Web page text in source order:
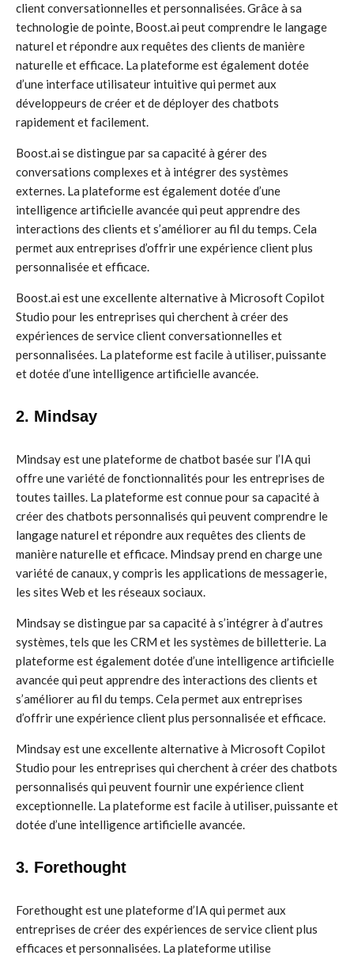
client conversationnelles et personnalisées. Grâce à sa
technologie de pointe, Boost.ai peut comprendre le langage
naturel et répondre aux requêtes des clients de manière
naturelle et efficace. La plateforme est également dotée
d’une interface utilisateur intuitive qui permet aux
développeurs de créer et de déployer des chatbots
rapidement et facilement.
Boost.ai se distingue par sa capacité à gérer des
conversations complexes et à intégrer des systèmes
externes. La plateforme est également dotée d’une
intelligence artificielle avancée qui peut apprendre des
interactions des clients et s’améliorer au fil du temps. Cela
permet aux entreprises d’offrir une expérience client plus
personnalisée et efficace.
Boost.ai est une excellente alternative à Microsoft Copilot
Studio pour les entreprises qui cherchent à créer des
expériences de service client conversationnelles et
personnalisées. La plateforme est facile à utiliser, puissante
et dotée d’une intelligence artificielle avancée.
2. Mindsay
Mindsay est une plateforme de chatbot basée sur l’IA qui
offre une variété de fonctionnalités pour les entreprises de
toutes tailles. La plateforme est connue pour sa capacité à
créer des chatbots personnalisés qui peuvent comprendre le
langage naturel et répondre aux requêtes des clients de
manière naturelle et efficace. Mindsay prend en charge une
variété de canaux, y compris les applications de messagerie,
les sites Web et les réseaux sociaux.
Mindsay se distingue par sa capacité à s’intégrer à d’autres
systèmes, tels que les CRM et les systèmes de billetterie. La
plateforme est également dotée d’une intelligence artificielle
avancée qui peut apprendre des interactions des clients et
s’améliorer au fil du temps. Cela permet aux entreprises
d’offrir une expérience client plus personnalisée et efficace.
Mindsay est une excellente alternative à Microsoft Copilot
Studio pour les entreprises qui cherchent à créer des chatbots
personnalisés qui peuvent fournir une expérience client
exceptionnelle. La plateforme est facile à utiliser, puissante et
dotée d’une intelligence artificielle avancée.
3. Forethought
Forethought est une plateforme d’IA qui permet aux
entreprises de créer des expériences de service client plus
efficaces et personnalisées. La plateforme utilise